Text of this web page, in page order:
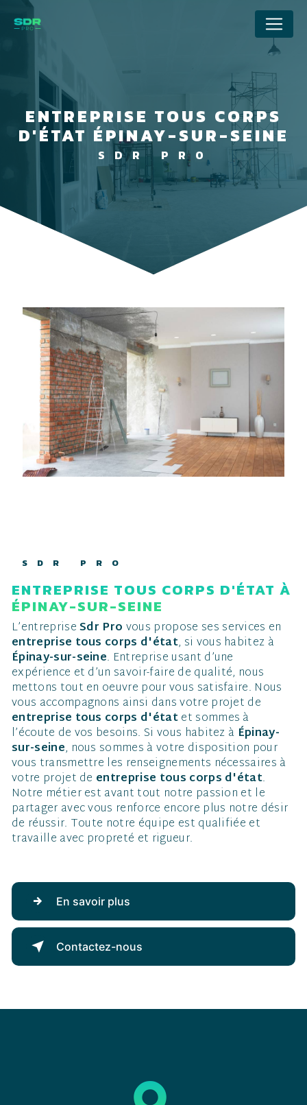
ENTREPRISE TOUS CORPS
D'ÉTAT ÉPINAY-SUR-SEINE
SDR PRO
SDR PRO
ENTREPRISE TOUS CORPS D'ÉTAT À
ÉPINAY-SUR-SEINE
L’entrepriseSdr Pro vous propose ses services en
entreprise tous corps d'état, si vous habitez à
Épinay-sur-seine. Entreprise usant d’une
expérience et d’un savoir-faire de qualité, nous
mettons tout en oeuvre pour vous satisfaire. Nous
vous accompagnons ainsi dans votre projet de
entreprise tous corps d'étatet sommes à
l’écoute de vos besoins. Si vous habitez à Épinay-
sur-seine, nous sommes à votre disposition pour
vous transmettre les renseignements nécessaires à
votre projet de entreprise tous corps d'état.
Notre métier est avant tout notre passion et le
partager avec vous renforce encore plus notre désir
de réussir. Toute notre équipe est qualifiée et
travaille avec propreté et rigueur.
En savoir plus
Contactez-nous
Panneau de gestion des cookies